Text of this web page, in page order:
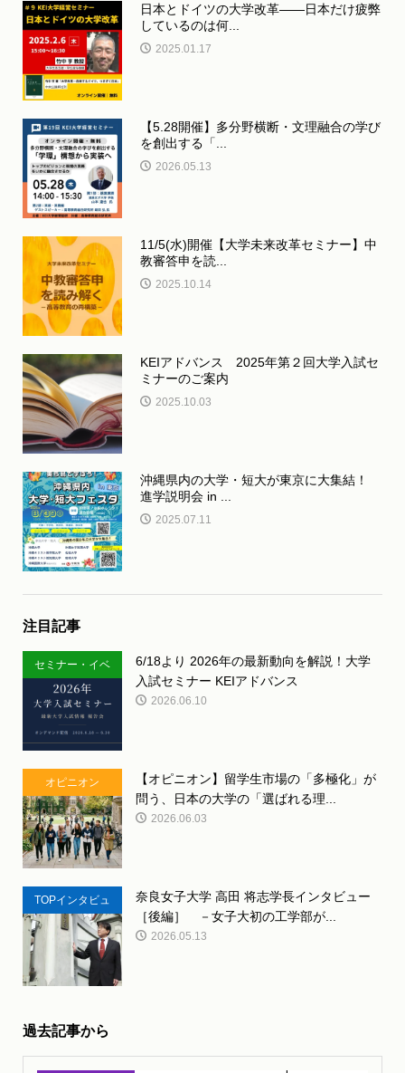
日本とドイツの大学改革――日本だけ疲弊
しているのは何...
2025.01.17
【5.28開催】多分野横断・文理融合の学び
を創出する「...
2026.05.13
11/5(水)開催【大学未来改革セミナー】中
教審答申を読...
2025.10.14
KEIアドバンス 2025年第２回大学入試セ
ミナーのご案内
2025.10.03
沖縄県内の大学・短大が東京に大集結！
進学説明会 in ...
2025.07.11
注目記事
セミナー・イベ
ント
6/18より 2026年の最新動向を解説！大学
入試セミナー KEIアドバンス
2026.06.10
オピニオン
【オピニオン】留学生市場の「多極化」が
問う、日本の大学の「選ばれる理...
2026.06.03
TOPインタビュ
ー
奈良女子大学 高田 将志学長インタビュー
［後編］ －女子大初の工学部が...
2026.05.13
過去記事から